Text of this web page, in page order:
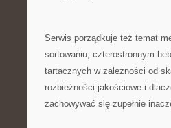
Serwis porządkuje też temat
sortowaniu, czterostronnym
tartacznych w zależności od
rozbieżności jakościowe i
zachowywać się zupełnie